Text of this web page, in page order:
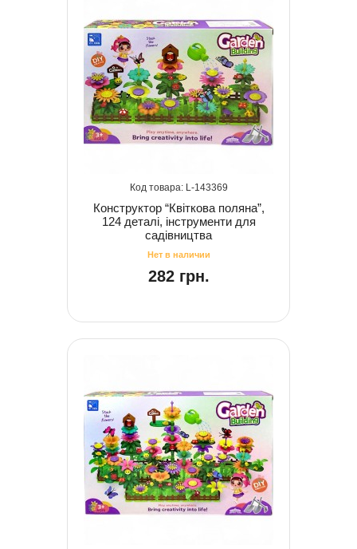
143369
Конструктор “Квіткова поляна”,
124 деталі, інструменти для
садівництва
282 грн.